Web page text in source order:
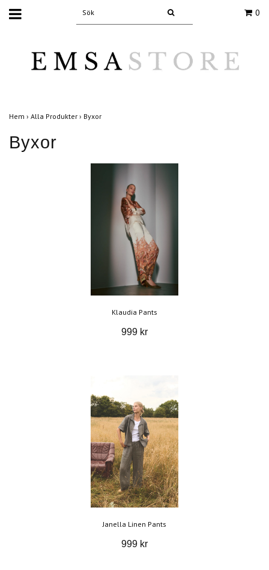
0
Hem › Alla Produkter › Byxor
Byxor
Klaudia Pants
999 kr
Janella Linen Pants
999 kr